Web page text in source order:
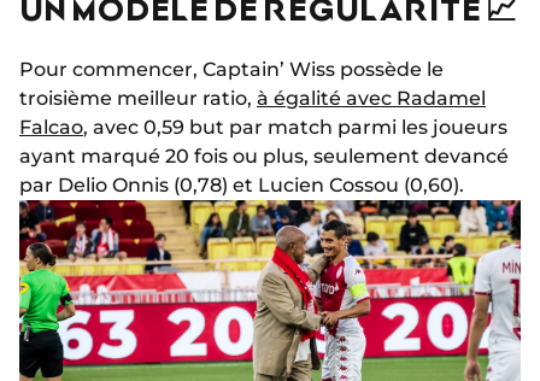
UN MODÈLE DE RÉGULARITÉ 📈
Pour commencer, Captain’ Wiss possède le
troisième meilleur ratio, à égalité avec Radamel
Falcao, avec 0,59 but par match parmi les joueurs
ayant marqué 20 fois ou plus, seulement devancé
par Delio Onnis (0,78) et Lucien Cossou (0,60).